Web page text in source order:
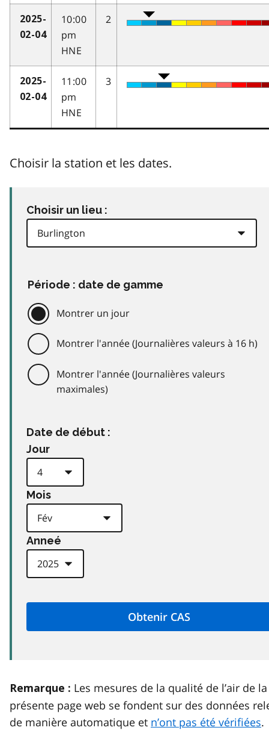
2025-
02-04
10:00
pm
HNE
2
2025-
02-04
11:00
pm
HNE
3
Choisir la station et les dates.
Choisir un lieu :
Période : date de gamme
Montrer un jour
Montrer l'année (Journalières valeurs à 16 h)
Montrer l'année (Journalières valeurs
maximales)
Date de début :
Jour
Mois
Anneé
Remarque : Les mesures de la qualité de l’air de la
présente page web se fondent sur des données
de manière automatique et n’ont pas été vérifiées.